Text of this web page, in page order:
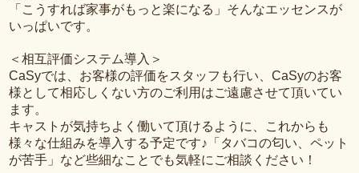
「こうすれば家事がもっと楽になる」そんなエッセンスが
いっぱいです。
＜相互評価システム導入＞
CaSyでは、お客様の評価をスタッフも行い、CaSyのお客
様として相応しくない方のご利用はご遠慮させて頂いてい
ます。
キャストが気持ちよく働いて頂けるように、これからも
様々な仕組みを導入する予定です♪「タバコの匂い、ペット
が苦手」など些細なことでも気軽にご相談ください！